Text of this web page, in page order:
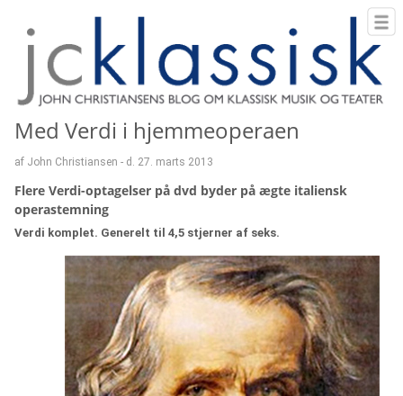
Med Verdi i hjemmeoperaen
af John Christiansen - d. 27. marts 2013
Flere Verdi-optagelser på dvd byder på ægte italiensk
operastemning
Verdi komplet. Generelt til 4,5 stjerner af seks.